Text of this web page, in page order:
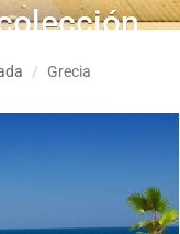
Grecia